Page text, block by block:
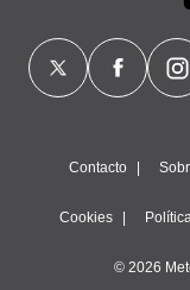
Contacto
Cookies
© 2026